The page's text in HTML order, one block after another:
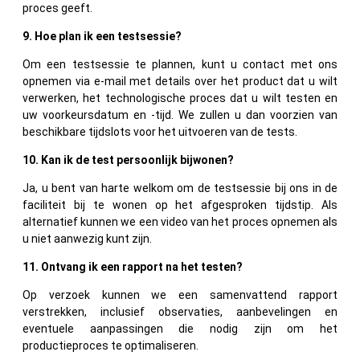
proces geeft.
9. Hoe plan ik een testsessie?
Om een ​​testsessie te plannen, kunt u contact met ons
opnemen via e-mail met details over het product dat u wilt
verwerken, het technologische proces dat u wilt testen en
uw voorkeursdatum en -tijd. We zullen u dan voorzien van
beschikbare tijdslots voor het uitvoeren van de tests.
10. Kan ik de test persoonlijk bijwonen?
Ja, u bent van harte welkom om de testsessie bij ons in de
faciliteit bij te wonen op het afgesproken tijdstip. Als
alternatief kunnen we een video van het proces opnemen als
u niet aanwezig kunt zijn.
11. Ontvang ik een rapport na het testen?
Op verzoek kunnen we een samenvattend rapport
verstrekken, inclusief observaties, aanbevelingen en
eventuele aanpassingen die nodig zijn om het
productieproces te optimaliseren.